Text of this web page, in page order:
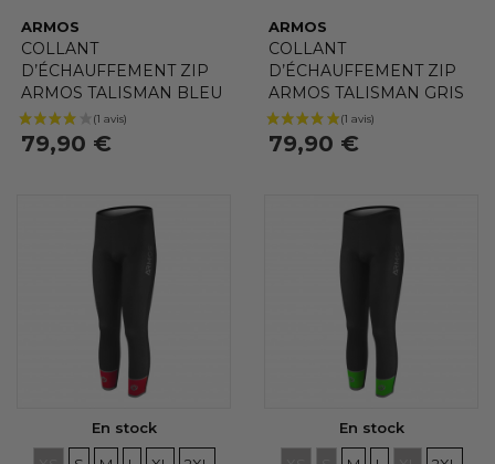
(8 avis)
ARMOS
COLLANT
D’ÉCHAUFFEMENT ZIP
ARMOS TALISMAN BLEU
79,90 €
ARMOS
COLLANT
D’ÉCHAUFFEMENT ZIP
ARMOS TALISMAN GRIS
79,90 €
En stock
TAILLESTAILLES
TAILLES
TAILLES
TAILLES
TAILLES
En stock
TAILLESTAILLES
TAILLES
TAILLES
TAILLES